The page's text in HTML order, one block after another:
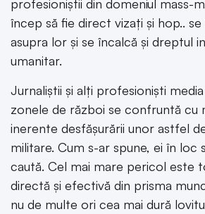
profesioniștii din domeniul mass-
încep să fie direct vizați și hop.. se
asupra lor și se încalcă și dreptul
umanitar.
Jurnaliștii și alți profesioniști
zonele de război se confruntă cu
inerente desfășurării unor astfel
militare. Cum s-ar spune, ei în loc
caută. Cel mai mare pericol este
directă și efectivă din prisma
nu de multe ori cea mai dură